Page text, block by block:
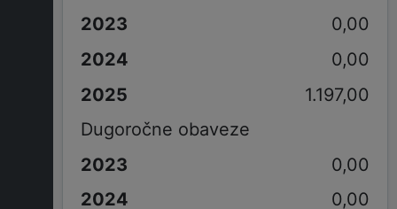
0,00
0,00
1.197,00
Dugoročne obaveze
0,00
0,00